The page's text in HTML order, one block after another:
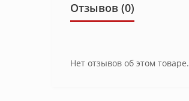
Отзывов (0)
Нет отзывов об этом товаре.